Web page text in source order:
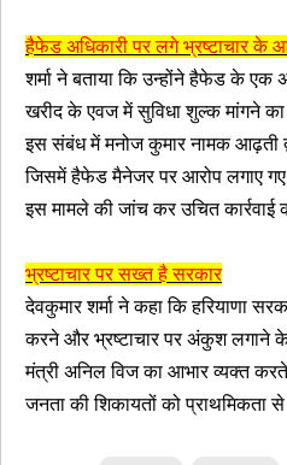
हैफेड अधिकारी पर लगे भ्रष्टाचार के
शर्मा ने बताया कि उन्होंने हैफेड के
खरीद के एवज में सुविधा शुल्क मांगने का
इस संबंध में मनोज कुमार नामक आढ़ती
जिसमें हैफेड मैनेजर पर आरोप लगाए
इस मामले की जांच कर उचित कार्रवाई
भ्रष्टाचार पर सख्त है सरकार
देवकुमार शर्मा ने कहा कि हरियाणा
करने और भ्रष्टाचार पर अंकुश लगाने के
मंत्री अनिल विज का आभार व्यक्त
जनता की शिकायतों को प्राथमिकता